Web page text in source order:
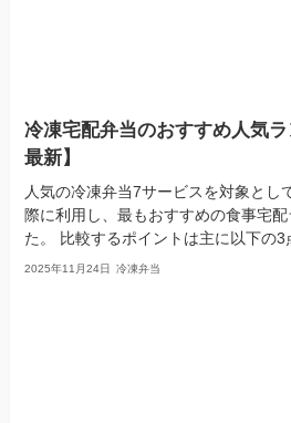
冷凍宅配弁当のおすすめ人気
最新】
人気の冷凍弁当7サービスを対象とし
際に利用し、最もおすすめの食事宅
た。 比較するポイントは主に以下の3
2025年11月24日 冷凍弁当